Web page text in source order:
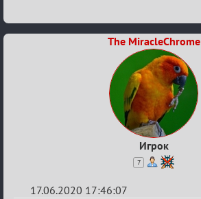
The MiracleChrome
Игрок
7
17.06.2020 17:46:07